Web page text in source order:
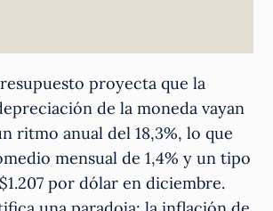
proyecta que la
de la moneda vayan
ritmo anual del 18,3%, lo que
mensual de 1,4% y un tipo
por dólar en diciembre.